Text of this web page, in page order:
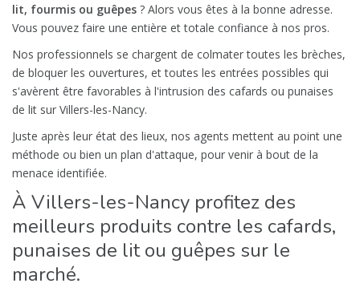
lit, fourmis ou guêpes ? Alors vous êtes à la bonne adresse.
Vous pouvez faire une entière et totale confiance à nos pros.
Nos professionnels se chargent de colmater toutes les brèches,
de bloquer les ouvertures, et toutes les entrées possibles qui
s'avèrent être favorables à l'intrusion des cafards ou punaises
de lit sur Villers-les-Nancy.
Juste après leur état des lieux, nos agents mettent au point une
méthode ou bien un plan d'attaque, pour venir à bout de la
menace identifiée.
À Villers-les-Nancy profitez des
meilleurs produits contre les cafards,
punaises de lit ou guêpes sur le
marché.